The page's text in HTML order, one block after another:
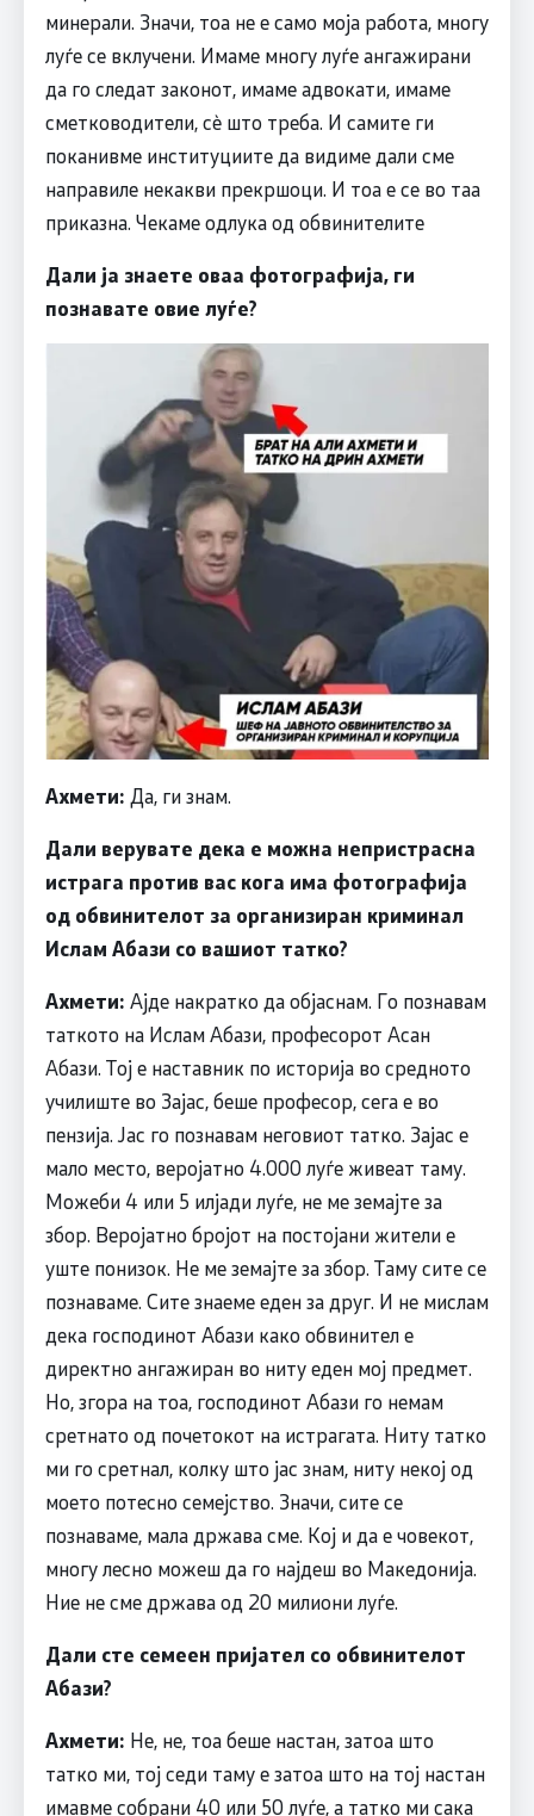
минерали. Значи, тоа не е само моja работа, многу
луѓе се вклучени. Имаме многу луѓе ангажирани
да го следат законот, имаме адвокати, имаме
сметководители, сè што треба. И самите ги
поканивме институциите да видиме дали сме
направиле некакви прекршоци. И тоа е се во таа
приказна. Чекаме одлука од обвинителите
Дали ја знаете оваа фотографија, ги
познавате овие луѓе?
Ахмети: Да, ги знам.
Дали верувате дека е можна непристрасна
истрага против вас кога има фотографија
од обвинителот за организиран криминал
Ислам Абази со вашиот татко?
Ахмети: Ајде накратко да објаснам. Го познавам
таткото на Ислам Абази, професорот Асан
Абази. Тој е наставник по историја во средното
училиште во Зајас, беше професор, сега е во
пензија. Јас го познавам неговиот татко. Зајас е
мало место, веројатно 4.000 луѓе живеат таму.
Можеби 4 или 5 илјади луѓе, не ме земајте за
збор. Веројатно бројот на постојани жители е
уште понизок. Не ме земајте за збор. Таму сите се
познаваме. Сите знаеме еден за друг. И не мислам
дека господинот Абази како обвинител е
директно ангажиран во ниту еден мој предмет.
Но, згора на тоа, господинот Абази го немам
сретнато од почетокот на истрагата. Ниту татко
ми го сретнал, колку што јас знам, ниту некој од
моето потесно семејство. Значи, сите се
познаваме, мала држава сме. Кој и да е човекот,
многу лесно можеш да го најдеш во Македонија.
Ние не сме држава од 20 милиони луѓе.
Дали сте семеен пријател со обвинителот
Абази?
Ахмети: Не, не, тоа беше настан, затоа што
татко ми, тој седи таму е затоа што на тој настан
имавме собрани 40 или 50 луѓе, а татко ми сака